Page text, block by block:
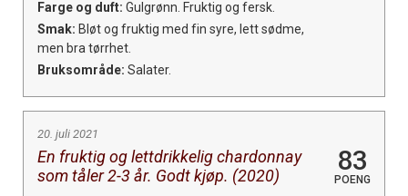
Farge og duft: Gulgrønn. Fruktig og fersk.
Smak: Bløt og fruktig med fin syre, lett sødme,
men bra tørrhet.
Bruksområde: Salater.
20. juli 2021
En fruktig og lettdrikkelig chardonnay
som tåler 2-3 år. Godt kjøp. (2020)
83
POENG